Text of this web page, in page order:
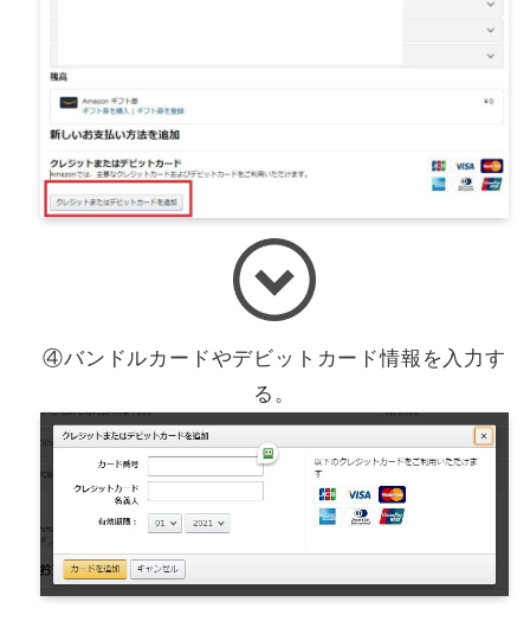
④バンドルカードやデビットカード情報を入力す
る。